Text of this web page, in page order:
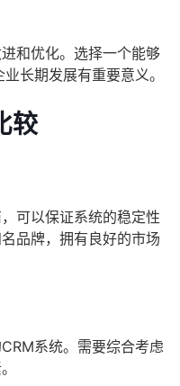
和优化。选择一个能够
长期发展有重要意义。
较
可以保证系统的稳定性
品牌，拥有良好的市场
系统。需要综合考虑